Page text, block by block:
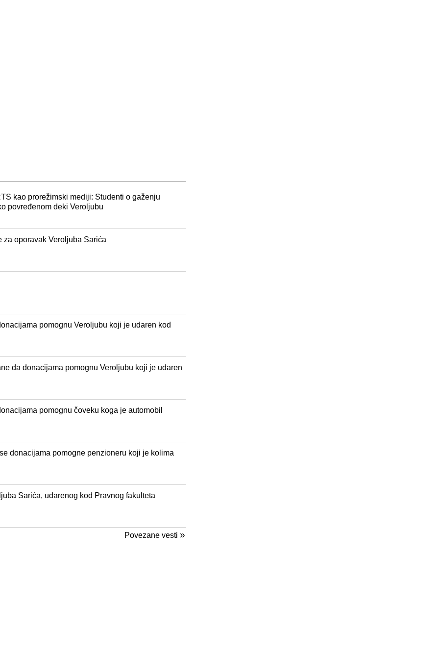
kao prorežimski mediji: Studenti o gaženju
povređenom deki Veroljubu
oporavak Veroljuba Sarića
pomognu Veroljubu koji je udaren kod
da donacijama pomognu Veroljubu koji je udaren
pomognu čoveku koga je automobil
donacijama pomogne penzioneru koji je kolima
Sarića, udarenog kod Pravnog fakulteta
Povezane vesti »